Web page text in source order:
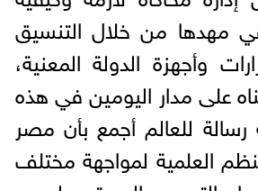
مهدها من خلال التنسيق
وأجهزة الدولة المعنية،
على مدار اليومين في هذه
رسالة للعالم أجمع بأن مصر
العلمية لمواجهة مختلف